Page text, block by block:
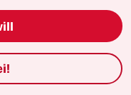
der deutschen